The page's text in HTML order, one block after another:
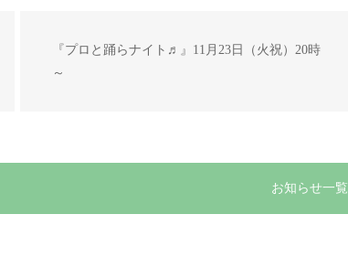
『プロと踊らナイト♬』11月23日（火祝）20時
～
お知らせ一覧